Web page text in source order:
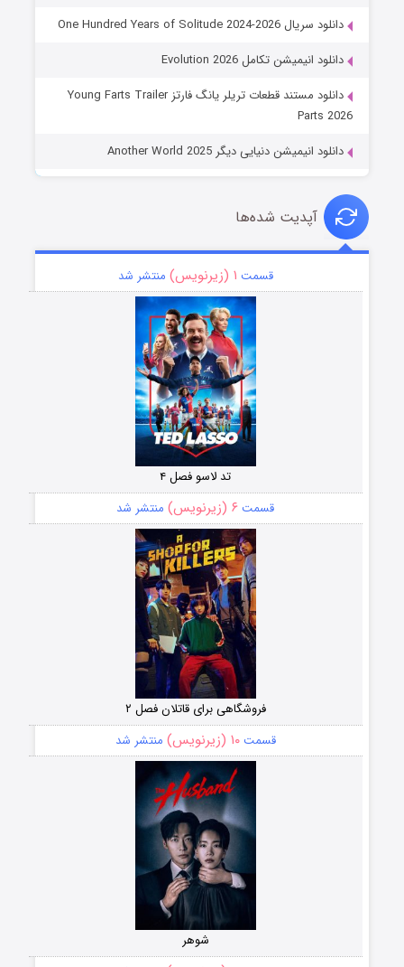
دانلود سریال One Hundred Years of Solitude 2024-2026
دانلود انیمیشن تکامل Evolution 2026
دانلود مستند قطعات تریلر یانگ فارتز Young Farts Trailer
Parts 2026
دانلود انیمیشن دنیایی دیگر Another World 2025
آپدیت شده‌ها
قسمت ۱ (زیرنویس) منتشر شد
تد لاسو فصل ۴
قسمت ۶ (زیرنویس) منتشر شد
فروشگاهی برای قاتلان فصل ۲
قسمت۱۰ (زیرنویس) منتشر شد
شوهر